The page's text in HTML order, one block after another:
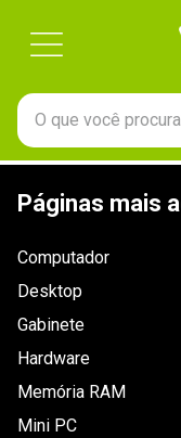
O que você procura?
Páginas mais
Computador
Desktop
Gabinete
Hardware
Memória RAM
Mini PC